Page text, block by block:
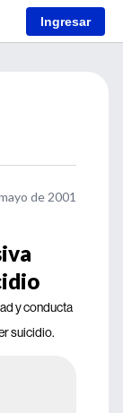
Ingresar
de 2001
y conducta
suicidio.